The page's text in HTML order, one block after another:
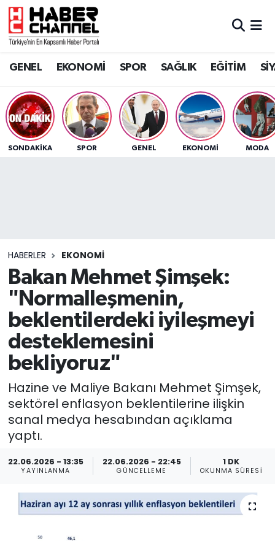
GENEL EKONOMİ SPOR SAĞLIK EĞİTİM
SONDAKIKA SPOR GENEL EKONOMİ MODA
HABERLER EKONOMİ
Bakan Mehmet Şimşek:
"Normalleşmenin,
beklentilerdeki iyileşmeyi
desteklemesini
bekliyoruz"
Hazine ve Maliye Bakanı Mehmet Şimşek,
sektörel enflasyon beklentilerine ilişkin
sanal medya hesabından açıklama
yaptı.
22.06.2026 - 13:35
YAYINLANMA
22.06.2026 - 22:45
GÜNCELLEME
1 DK
OKUNMA SÜRESI
GENEL
SPOR
SAĞLIK
Nöbetçi Eczaneler
Trafik Durumu
Süper Lig Puan Durumu ve Fikstür